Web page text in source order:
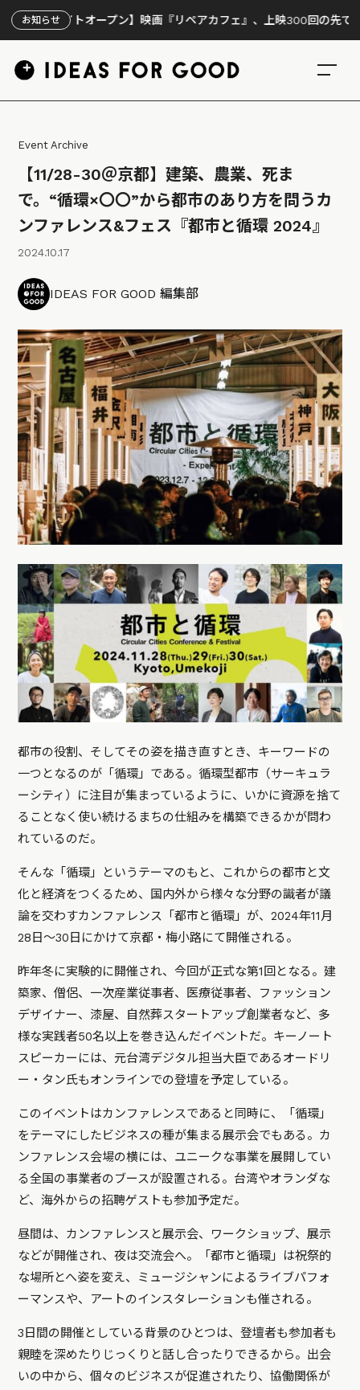
お知らせ
イトオープン】映画『リペアカフェ』、上映300回の先で見えてきた
Event Archive
【11/28-30＠京都】建築、農業、死ま
で。“循環×〇〇”から都市のあり方を問うカ
ンファレンス&フェス『都市と循環 2024』
2024.10.17
IDEAS FOR GOOD 編集部
都市の役割、そしてその姿を描き直すとき、キーワードの
一つとなるのが「循環」である。循環型都市（サーキュラ
ーシティ）に注目が集まっているように、いかに資源を捨て
ることなく使い続けるまちの仕組みを構築できるかが問わ
れているのだ。
そんな「循環」というテーマのもと、これからの都市と文
化と経済をつくるため、国内外から様々な分野の識者が議
論を交わすカンファレンス「都市と循環」が、2024年11月
28日〜30日にかけて京都・梅小路にて開催される。
昨年冬に実験的に開催され、今回が正式な第1回となる。建
築家、僧侶、一次産業従事者、医療従事者、ファッション
デザイナー、漆屋、自然葬スタートアップ創業者など、多
様な実践者50名以上を巻き込んだイベントだ。キーノート
スピーカーには、元台湾デジタル担当大臣であるオードリ
ー・タン氏もオンラインでの登壇を予定している。
このイベントはカンファレンスであると同時に、「循環」
をテーマにしたビジネスの種が集まる展示会でもある。カ
ンファレンス会場の横には、ユニークな事業を展開してい
る全国の事業者のブースが設置される。台湾やオランダな
ど、海外からの招聘ゲストも参加予定だ。
昼間は、カンファレンスと展示会、ワークショップ、展示
などが開催され、夜は交流会へ。「都市と循環」は祝祭的
な場所とへ姿を変え、ミュージシャンによるライブパフォ
ーマンスや、アートのインスタレーションも催される。
3日間の開催としている背景のひとつは、登壇者も参加者も
親睦を深めたりじっくりと話し合ったりできるから。出会
いの中から、個々のビジネスが促進されたり、協働関係が